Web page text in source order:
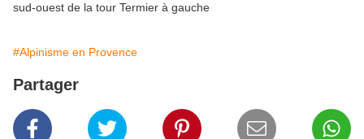
sud-ouest de la tour Termier à gauche
#Alpinisme en Provence
Partager